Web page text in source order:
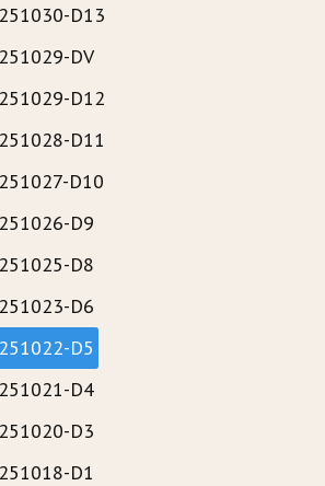
D13
DV
D12
D11
D10
D9
D8
D6
D5
D4
D3
D1